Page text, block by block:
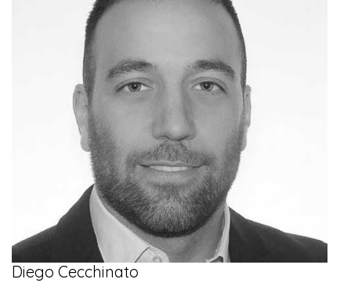
Diego Cecchinato